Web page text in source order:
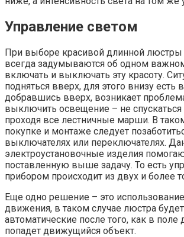
Управление светом
При выборе красивой длинной люстры
всегда задумываются об одном
включать и выключать эту красоту.
подняться вверх, для этого внизу есть
добравшись вверх, возникает
выключить освещение – не
проходя все лестничные марши. В
покупке и монтаже следует
выключателях или переключателях.
электроустановочные изделия
поставленную выше задачу. То есть
прибором происходит из двух и более
Еще одно решение – это
движения, в таком случае люстра
автоматические после того, как в поле
попадет движущийся объект.